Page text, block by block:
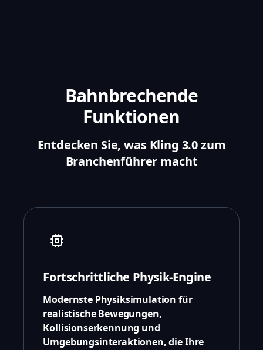
Bahnbrechende
Funktionen
Entdecken Sie, was Kling 3.0 zum
Branchenführer macht
Fortschrittliche Physik-Engine
Modernste Physiksimulation für
realistische Bewegungen,
Kollisionserkennung und
Umgebungsinteraktionen, die Ihre